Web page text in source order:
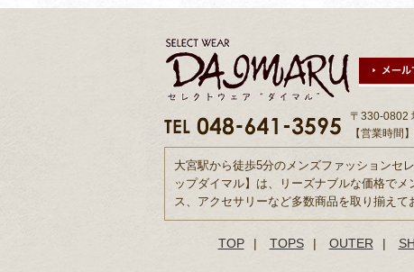
〒330-0802
【営業時間
大宮駅から徒歩5分のメンズファッションセ
ップダイマル】は、リーズナブルな価格で
ス、アクセサリーなど多数商品を取り揃えて
TOP | TOPS | OUTER |